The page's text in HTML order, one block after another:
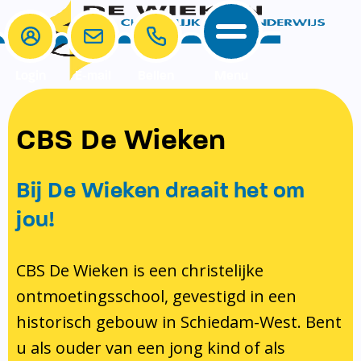
School
School
Onze visie rondom christelijke
identiteit
Pedagogisch klimaat en veiligheid
Bibliotheek
Ondersteuning
Ouders
MR & GMR
Aanmelden nieuwe leerling
Verlof aanvragen
Bibliotheek op school
Te weinig geld?
Contact
E-mail
CBS De Wieken
Bij De Wieken draait het om
jou!
CBS De Wieken is een christelijke
ontmoetingsschool, gevestigd in een
historisch gebouw in Schiedam-West. Bent
u als ouder van een jong kind of als